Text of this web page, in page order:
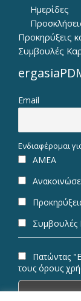
Ημερίδες
Προκηρύξεις
Συμβουλές
Email
Ενδιαφέρομαι
ΑΜΕΑ
Συμβουλές
Πατώντας
τους όρους